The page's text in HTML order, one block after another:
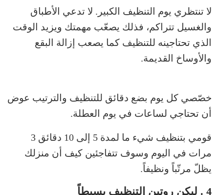
لا تنتظري يوم التنظيف الكبير. لا تدعي الأطباق
والغسيل تتراكم، فذلك يصعّب مهمتك ويزيد الوقت
الذي تحتاجينه للتنظيف كما يصعب إزالة البقع
والأوساخ القديمة.
خصّصي كل يوم بضع دقائق للتنظيف والترتيب عوض
أن تحتاجي لساعات في يوم العطلة.
قومي بتنظيف شيء ما لمدة 5 إلى 10 دقائق 3
مرات في اليوم وسوف تتفاجئين كيف أن منزلك
يظلّ مرتّباً ونظيفاً.
4 . ليكن روتين التنظيف بسيطاً